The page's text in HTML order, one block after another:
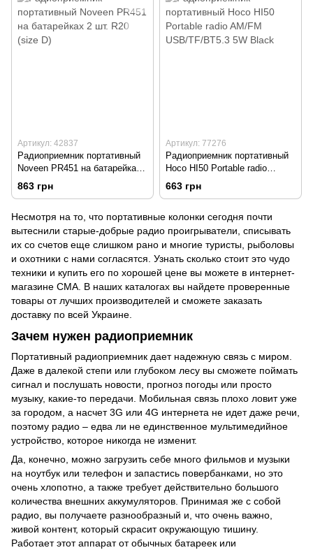
Артикул: 42837
Радиоприемник портативный
Noveen PR451 на батарейках
2 шт. R20 (size D)
863 грн
Артикул: 77276
Радиоприемник портативный
Hoco HI50 Portable radio
AM/FM USB/TF/BT5.3 5W
663 грн
Несмотря на то, что портативные колонки сегодня почти
вытеснили старые-добрые радио проигрыватели, списывать
их со счетов еще слишком рано и многие туристы, рыболовы
и охотники с нами согласятся. Узнать сколько стоит это чудо
техники и купить его по хорошей цене вы можете в интернет-
магазине СМА. В наших каталогах вы найдете проверенные
товары от лучших производителей и сможете заказать
доставку по всей Украине.
Зачем нужен радиоприемник
Портативный радиоприемник дает надежную связь с миром.
Даже в далекой степи или глубоком лесу вы сможете поймать
сигнал и послушать новости, прогноз погоды или просто
музыку, какие-то передачи. Мобильная связь плохо ловит уже
за городом, а насчет 3G или 4G интернета не идет даже речи,
поэтому радио – едва ли не единственное мультимедийное
устройство, которое никогда не изменит.
Да, конечно, можно загрузить себе много фильмов и музыки
на ноутбук или телефон и запастись повербанками, но это
очень хлопотно, а также требует действительно большого
количества внешних аккумуляторов. Принимая же с собой
радио, вы получаете разнообразный и, что очень важно,
живой контент, который скрасит окружающую тишину.
Работает этот аппарат от обычных батареек или